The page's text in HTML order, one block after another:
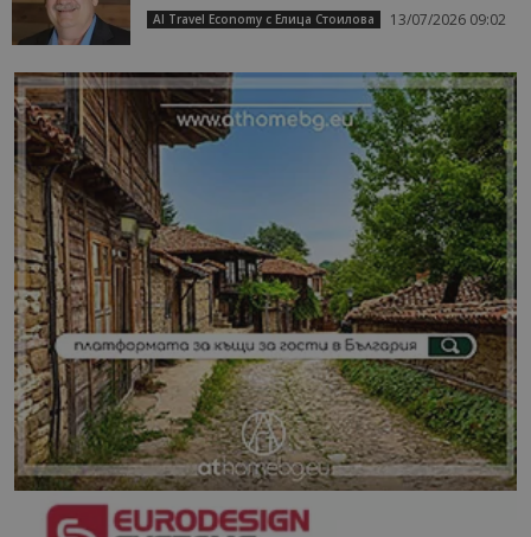
AI Travel Economy с Елица Стоилова 13/07/2026 09:02